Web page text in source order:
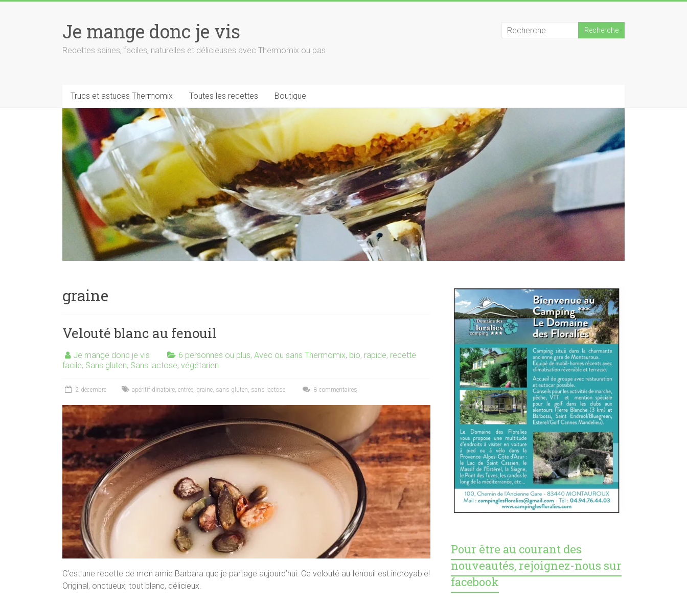
Je mange donc je vis
Recettes saines, faciles, naturelles et délicieuses avec Thermomix ou pas
Trucs et astuces Thermomix Toutes les recettes Boutique
graine
Velouté blanc au fenouil
Je mange donc je vis 6 personnes ou plus, Avec ou sans Thermomix, bio, rapide, recette
facile, Sans gluten, Sans lactose, végétarien
2 décembre apéritif dinatoire, entrée, graine, sans gluten, sans lactose 8 commentaires
C’est une recette de mon amie Barbara que je partage aujourd’hui. Ce velouté au fenouil est incroyable!
Original, onctueux, tout blanc, délicieux.
Pour être au courant des
nouveautés, rejoignez-nous sur
facebook